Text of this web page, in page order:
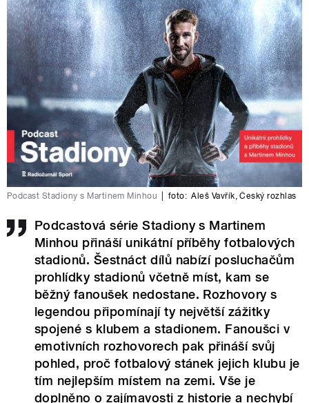
Podcast Stadiony s Martinem Minhou foto: Aleš Vavřík,Český rozhlas
Podcastová série Stadiony s Martinem
Minhou přináší unikátní příběhy fotbalových
stadionů. Šestnáct dílů nabízí posluchačům
prohlídky stadionů včetně míst, kam se
běžný fanoušek nedostane. Rozhovory s
legendou připomínají ty největší zážitky
spojené s klubem a stadionem. Fanoušci v
emotivních rozhovorech pak přináší svůj
pohled, proč fotbalový stánek jejich klubu je
tím nejlepším místem na zemi. Vše je
doplněno o zajímavosti z historie a nechybí